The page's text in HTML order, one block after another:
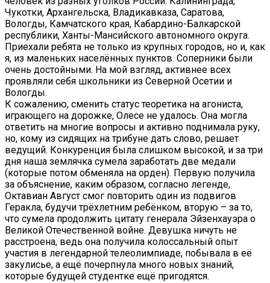
Чукотки, Архангельска, Владикавказа, Саратова,
Вологды, Камчатского края, Кабардино-Балкарской
республики, Ханты-Мансийского автономного округа.
Приехали ребята не только из крупных городов, но и, как
я, из маленьких населённых пунктов. Соперники были
очень достойными. На мой взгляд, активнее всех
проявляли себя школьники из Северной Осетии и
Вологды.
К сожалению, сменить статус теоретика на агониста,
играющего на дорожке, Олесе не удалось. Она могла
ответить на многие вопросы и активно поднимала руку,
но, кому из сидящих на трибуне дать слово, решает
ведущий. Конкуренция была слишком высокой, и за три
дня наша землячка сумела заработать две медали
(которые потом обменяла на орден). Первую получила
за объяснение, каким образом, согласно легенде,
Октавиан Август смог повторить один из подвигов
Геракла, будучи трёхлетним ребёнком, вторую – за то,
что сумела продолжить цитату генерала Эйзенхауэра о
Великой Отечественной войне. Девушка ничуть не
расстроена, ведь она получила колоссальный опыт
участия в легендарной телеолимпиаде, побывала в её
закулисье, а ещё почерпнула много новых знаний,
которые будущей студентке ещё пригодятся.